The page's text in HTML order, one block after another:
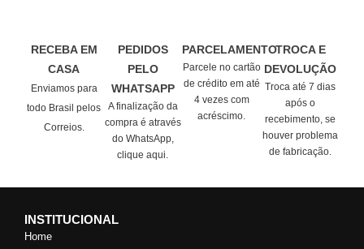
RECEBA EM
CASA
Enviamos para
todo Brasil pelos
Correios.
PEDIDOS
PELO
WHATSAPP
A finalização da
compra é através
do WhatsApp,
clique aqui.
PARCELAMENTO
Parcele no cartão
de crédito em até
4 vezes com
acréscimo.
TROCA E
DEVOLUÇÃO
Troca até 7 dias
após o
recebimento, se
houver problema
de fabricação.
INSTITUCIONAL
Home